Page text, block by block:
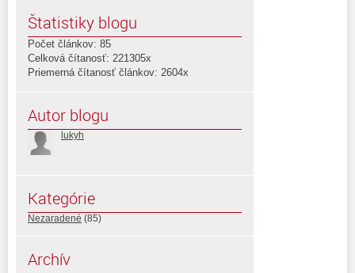
Štatistiky blogu
Počet článkov: 85
Celková čítanosť: 221305x
Priemerná čítanosť článkov: 2604x
Autor blogu
lukyh
Kategórie
Nezaradené (85)
Archív